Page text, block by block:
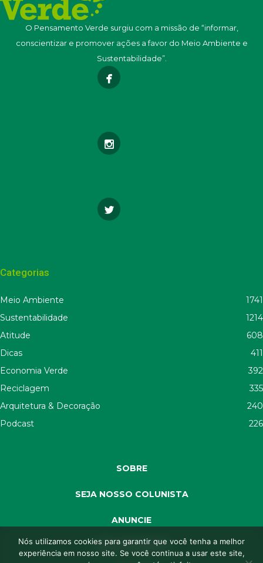
O Pensamento Verde surgiu com a missão de “informar,
conscientizar e promover ações a favor do Meio Ambiente e
Sustentabilidade”.
Categorias
Meio Ambiente
1741
Sustentabilidade
1214
Atitude
608
Dicas
411
Economia Verde
392
Reciclagem
335
Arquitetura & Decoração
240
Podcast
226
SOBRE
SEJA NOSSO COLUNISTA
ANUNCIE
SEJA APOIADOR
Nós utilizamos cookies para garantir que você tenha a melhor
experiência em nosso site. Se você continua a usar este site,